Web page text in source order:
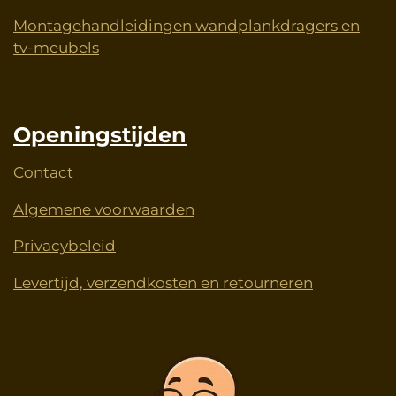
Montagehandleidingen wandplankdragers en
tv-meubels
Openingstijden
Contact
Algemene voorwaarden
Privacybeleid
Levertijd, verzendkosten en retourneren